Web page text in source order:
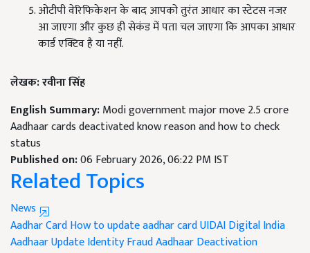
ओटीपी वेरिफिकेशन के बाद आपको तुरंत आधार का स्टेटस नजर
आ जाएगा और कुछ ही सेकंड में पता चल जाएगा कि आपका आधार
कार्ड एक्टिव है या नहीं.
लेखक: रवीना सिंह
English Summary:Modi government major move 2.5 crore
Aadhaar cards deactivated know reason and how to check
status
Published on:06 February 2026, 06:22 PM IST
Related Topics
News
Aadhar CardHow to update aadhar cardUIDAIDigital India
Aadhaar UpdateIdentity FraudAadhaar Deactivation